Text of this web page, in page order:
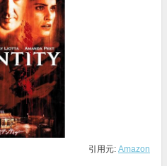
引用元: Amazon